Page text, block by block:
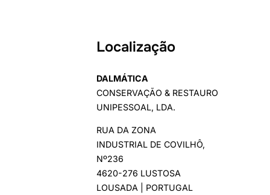
Localização
DALMÁTICA
CONSERVAÇÃO & RESTAURO
UNIPESSOAL, LDA.
RUA DA ZONA
INDUSTRIAL DE COVILHÔ,
Nº236
4620-276 LUSTOSA
LOUSADA | PORTUGAL